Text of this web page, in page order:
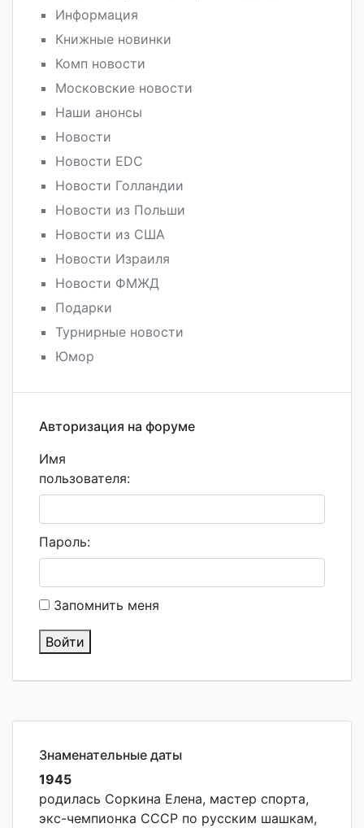
Информация
Книжные новинки
Комп новости
Московские новости
Наши анонсы
Новости
Новости EDC
Новости Голландии
Новости из Польши
Новости из США
Новости Израиля
Новости ФМЖД
Подарки
Турнирные новости
Юмор
Авторизация на форуме
Имя
пользователя:
Пароль:
Запомнить меня
Войти
Знаменательные даты
1945
родилась Соркина Елена, мастер спорта,
экс-чемпионка СССР по русским шашкам,